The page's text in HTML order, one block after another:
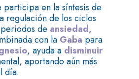
participa en la síntesis de
regulación de los ciclos
de ansiedad,
con la Gaba para
, ayuda a disminuir
aportando aún más
día.